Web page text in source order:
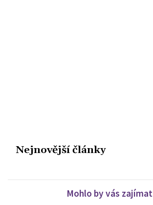
Nejnovější články
Mohlo by vás zajímat